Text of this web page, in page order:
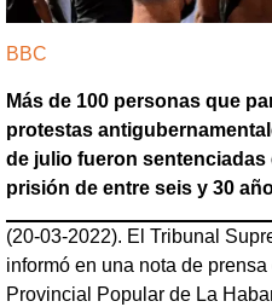
BBC
Más de 100 personas que
protestas
de julio fueron sentenciadas
prisión de entre seis y 30
(20-03-2022). El Tribunal
informó en una nota de
Provincial Popular de La